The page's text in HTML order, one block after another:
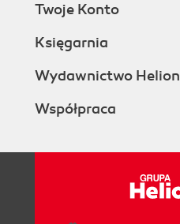
Twoje Konto
Księgarnia
Wydawnictwo Helion
Współpraca